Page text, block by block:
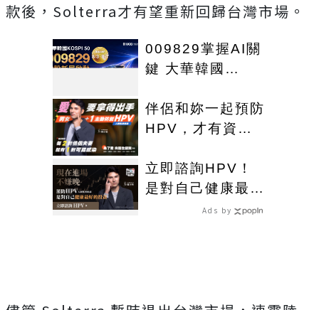
款後，Solterra才有望重新回歸台灣市場。
009829掌握AI關
鍵 大華韓國
開募
伴侶和妳一起預防
HPV，才有資格
立即諮詢HPV！
是對自己健康最好
的投資，把握現在
Ads by